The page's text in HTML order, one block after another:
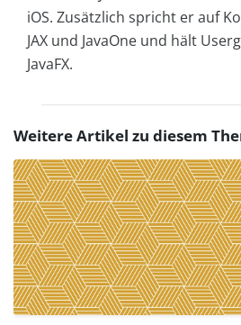
iOS. Zusätzlich spricht er auf
JAX und JavaOne und hält
JavaFX.
Weitere Artikel zu diesem